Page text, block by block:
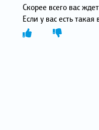
Скорее всего вас
Если у вас есть